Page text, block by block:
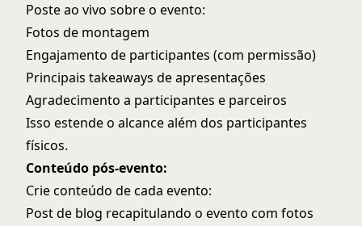
Poste ao vivo sobre o evento:
Fotos de montagem
Engajamento de participantes (com permissão)
Principais takeaways de apresentações
Agradecimento a participantes e parceiros
Isso estende o alcance além dos participantes
físicos.
Conteúdo pós-evento:
Crie conteúdo de cada evento:
Post de blog recapitulando o evento com fotos